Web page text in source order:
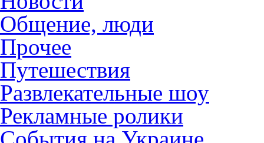
Общение, люди
Прочее
Путешествия
Развлекательные шоу
Рекламные ролики